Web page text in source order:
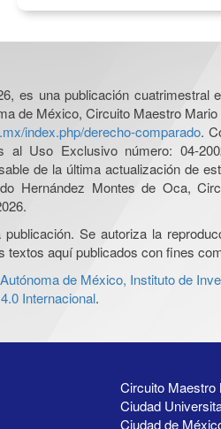
es una publicación cuatrimestral
de México, Circuito Maestro
index.php/derecho-comparado.
Uso Exclusivo número: 04-
de la última actualización de
Hernández Montes de Oca,
Se autoriza la
textos aquí publicados con fines
de México, Instituto de
Internacional.
Circuito Maestro
Ciudad
Ciudad de